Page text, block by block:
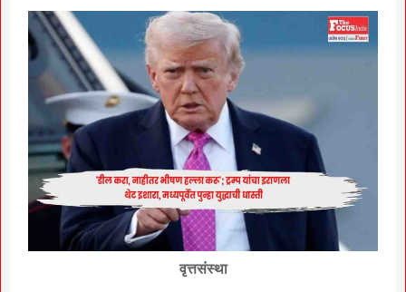
वृत्तसंस्था